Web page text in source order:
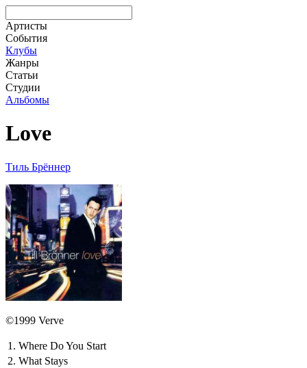
Артисты
События
Клубы
Жанры
Статьи
Студии
Альбомы
Love
Тиль Брённер
©1999 Verve
1. Where Do You Start
2. What Stays